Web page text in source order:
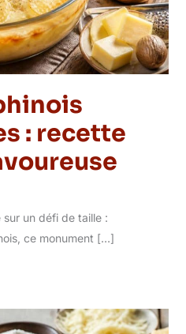
: recette
sur un défi de taille :
ce monument […]